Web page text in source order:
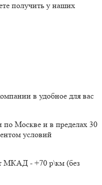
получить у наших
в удобное для вас
по Москве и в пределах 30
условий
МКАД - +70 р\км (без